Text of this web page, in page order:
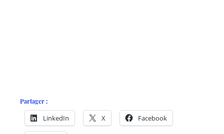
Partager :
LinkedIn X Facebook